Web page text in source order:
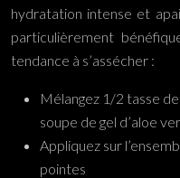
hydratation intense et
particulièrement
tendance à s’assécher :
Mélangez 1/2 tasse
soupe de gel d’aloe
Appliquez sur
pointes